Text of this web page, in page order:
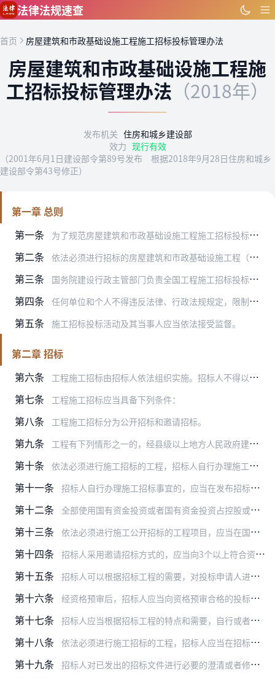
跳到主要内容
法律法规速查
首页 房屋建筑和市政基础设施工程施工招标投标管理办法
房屋建筑和市政基础设施工程施
工招标投标管理办法 （2018年）
发布机关 住房和城乡建设部
效力 现行有效
（2001年6月1日建设部令第89号发布 根据2018年9月28日住房和城乡
建设部令第43号修正）
第一章 总则
第一条
为了规范房屋建筑和市政基础设施工程施工招标投标活动，维护招标投标当事人的合法权益，依据《中华人民共和国建筑法》、《中华人民共和国招标投标法》等法律、行政法规，制…
第二条 依法必须进行招标的房屋建筑和市政基础设施工程（以下简称工程），其施工招标投标活动，适用本办法。
第三条 国务院建设行政主管部门负责全国工程施工招标投标活动的监督管理。
第四条 任何单位和个人不得违反法律、行政法规规定，限制或者排斥本地区、本系统以外的法人或者其他组织参加投标，不得以任何方式非法干涉施工招标投标活动。
第五条 施工招标投标活动及其当事人应当依法接受监督。
第二章 招标
第六条
工程施工招标由招标人依法组织实施。招标人不得以不合理条件限制或者排斥潜在投标人，不得对潜在投标人实行歧视待遇，不得对潜在投标人提出与招标工程实际要求不符的过高的…
第七条 工程施工招标应当具备下列条件：
第八条 工程施工招标分为公开招标和邀请招标。
第九条 工程有下列情形之一的，经县级以上地方人民政府建设行政主管部门批准，可以不进行施工招标：
第十条 依法必须进行施工招标的工程，招标人自行办理施工招标事宜的，应当具有编制招标文件和组织评标的能力：
第十一条 招标人自行办理施工招标事宜的，应当在发布招标公告或者发出投标邀请书的5日前，向工程所在地县级以上地方人民政府建设行政主管部门备案，并报送下列材料：
第十二条 全部使用国有资金投资或者国有资金投资占控股或者主导地位，依法必须进行施工招标的工程项目，应当进入有形建筑市场进行招标投标活动。
第十三条 依法必须进行施工公开招标的工程项目，应当在国家或者地方指定的报刊、信息网络或者其他媒介上发布招标公告，并同时在中国工程建设和建筑业信息网上发布招标公告。
第十四条 招标人采用邀请招标方式的，应当向3个以上符合资质条件的施工企业发出投标邀请书。
第十五条 招标人可以根据招标工程的需要，对投标申请人进行资格预审，也可以委托工程招标代理机构对投标申请人进行资格预审。实行资格预审的招标工程，招标人应当在招标公告或者投标…
第十六条 经资格预审后，招标人应当向资格预审合格的投标申请人发出资格预审合格通知书，告知获取招标文件的时间、地点和方法，并同时向资格预审不合格的投标申请人告知资格预审结果…
第十七条 招标人应当根据招标工程的特点和需要，自行或者委托工程招标代理机构编制招标文件。招标文件应当包括下列内容：
第十八条 依法必须进行施工招标的工程，招标人应当在招标文件发出的同时，将招标文件报工程所在地的县级以上地方人民政府建设行政主管部门备案。建设行政主管部门发现招标文件有违反…
第十九条 招标人对已发出的招标文件进行必要的澄清或者修改的，应当在招标文件要求提交投标文件截止时间至少15日前，以书面形式通知所有招标文件收受人，并同时报工程所在地的县级…